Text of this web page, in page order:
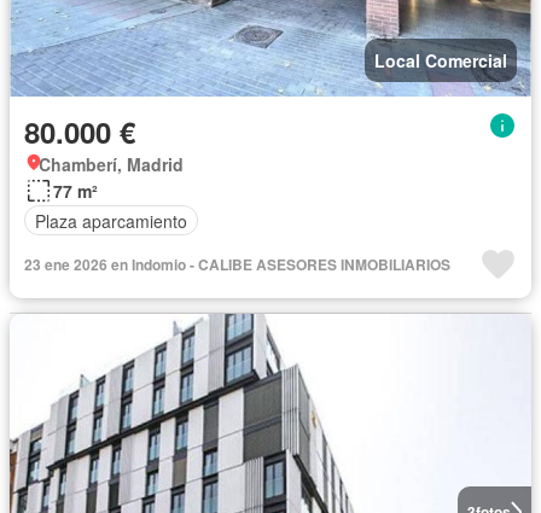
Local Comercial
80.000 €
Chamberí, Madrid
77 m²
Plaza aparcamiento
23 ene 2026 en Indomio - CALIBE ASESORES INMOBILIARIOS